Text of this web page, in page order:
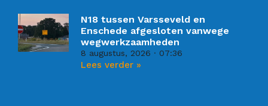
N18 tussen Varsseveld en
Enschede afgesloten vanwege
wegwerkzaamheden
8 augustus, 2026 07:36
Lees verder »